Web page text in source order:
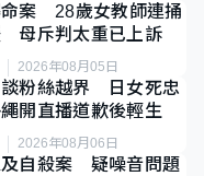
命案 28歲女教師連捅
母斥判太重已上訴
2026年08月05日
談粉絲越界 日女死忠
開直播道歉後輕生
2026年08月06日
及自殺案 疑噪音問題